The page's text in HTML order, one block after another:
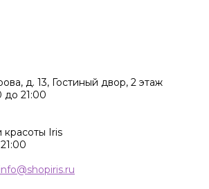
д. 13, Гостиный двор, 2 этаж
до 21:00
красоты Iris
info@shopiris.ru